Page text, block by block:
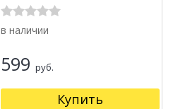
в наличии
599 руб.
Купить